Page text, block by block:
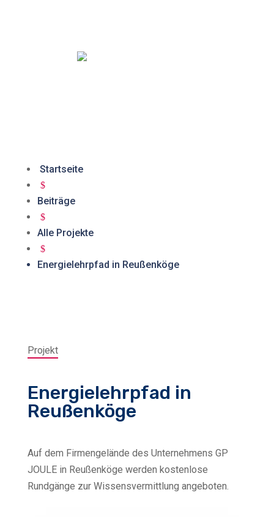
Förderphase)
Startseite
$
Beiträge
$
Alle Projekte
$
Energielehrpfad in Reußenköge
Projekt
Energielehrpfad in
Reußenköge
Auf dem Firmengelände des Unternehmens GP
JOULE in Reußenköge werden kostenlose
Rundgänge zur Wissensvermittlung angeboten.